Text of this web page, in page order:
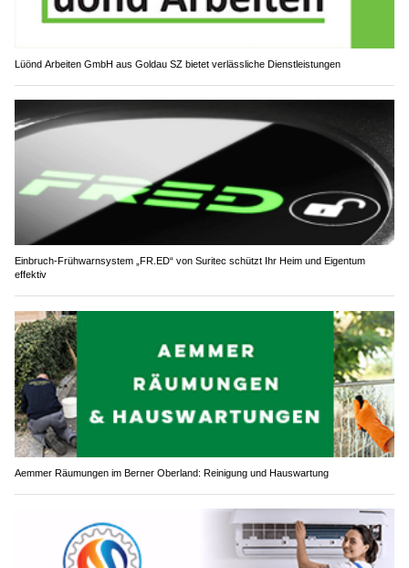
Lüönd Arbeiten GmbH aus Goldau SZ bietet verlässliche Dienstleistungen
Einbruch-Frühwarnsystem „FR.ED“ von Suritec schützt Ihr Heim und Eigentum
effektiv
Aemmer Räumungen im Berner Oberland: Reinigung und Hauswartung